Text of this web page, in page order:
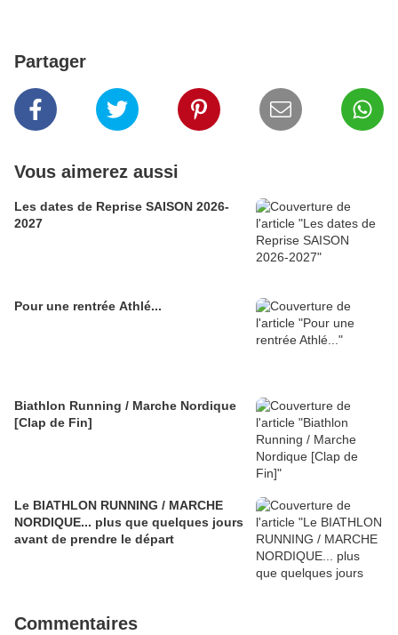
Partager
Vous aimerez aussi
Les dates de Reprise SAISON 2026-
2027
Pour une rentrée Athlé...
Biathlon Running / Marche Nordique
[Clap de Fin]
Le BIATHLON RUNNING / MARCHE
NORDIQUE... plus que quelques jours
avant de prendre le départ
Commentaires